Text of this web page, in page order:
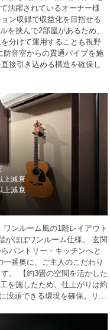
活躍されているオーナー様
ン収録で収益化を目指せる
を挟んで2部屋があるため、
分けて運用することも視野
防音室からの貫通パイプを施
接引き込める構造を確保し
上減衰
上減衰
ワンルーム風の1階レイアウト
がほぼワンルーム仕様。 玄関
パントリー・キッチンへと
番奥に、ご主人のこだわり
。 【約3畳の空間を活かした
を施したため、仕上がりは約
没頭できる環境を確保。リ…